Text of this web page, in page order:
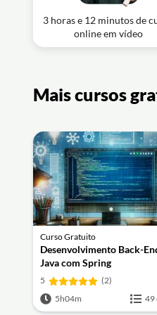
3 horas e 12 minutos de
online em vídeo
Mais cursos
Curso Gratuito
Desenvolvimento Back-
Java com Spring
5
(2)
5h04m
49